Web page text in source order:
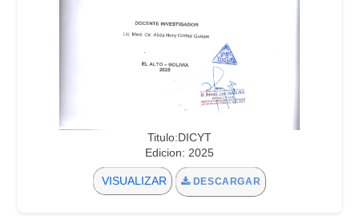
Titulo:DICYT
Edicion: 2025
VISUALIZAR DESCARGAR